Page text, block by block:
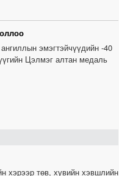
эмэгтэйчүүдийн -40
Цэлмэг алтан медаль
хэрээр төв, хувийн хэвшлийн